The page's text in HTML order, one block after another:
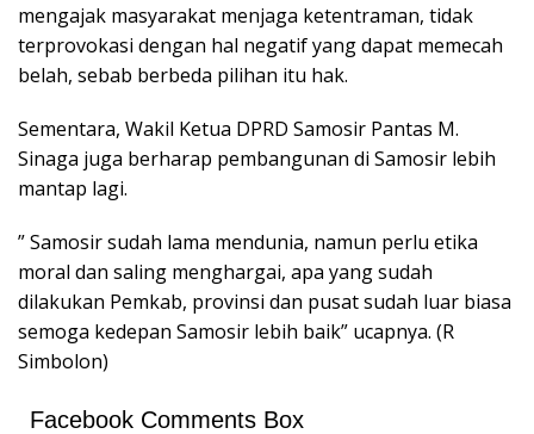
mengajak masyarakat menjaga ketentraman, tidak
terprovokasi dengan hal negatif yang dapat memecah
belah, sebab berbeda pilihan itu hak.
Sementara, Wakil Ketua DPRD Samosir Pantas M.
Sinaga juga berharap pembangunan di Samosir lebih
mantap lagi.
” Samosir sudah lama mendunia, namun perlu etika
moral dan saling menghargai, apa yang sudah
dilakukan Pemkab, provinsi dan pusat sudah luar biasa
semoga kedepan Samosir lebih baik” ucapnya. (R
Simbolon)
Facebook Comments Box